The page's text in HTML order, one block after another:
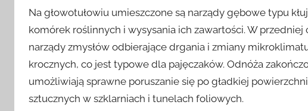
Na głowotułowiu umieszczone są narządy gębowe typu
komórek roślinnych i wysysania ich zawartości. W
narządy zmysłów odbierające drgania i zmiany
krocznych, co jest typowe dla pajęczaków. Odnóża
umożliwiają sprawne poruszanie się po gładkiej
sztucznych w szklarniach i tunelach foliowych.